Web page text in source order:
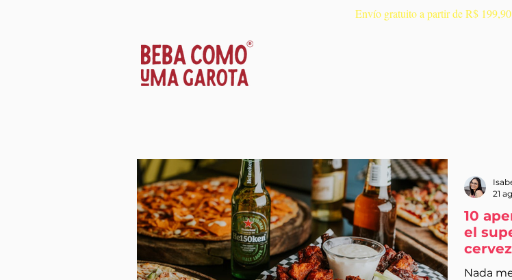
Envío gratuito a partir de R$
10
el
Nada
21